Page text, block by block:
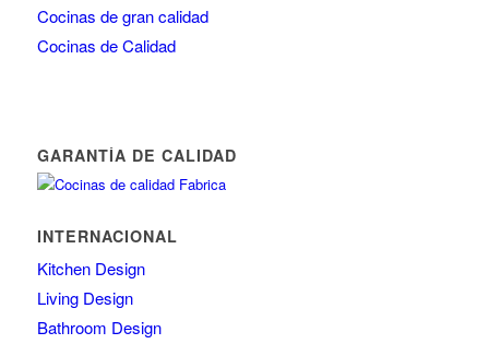
Cocinas de gran calidad
Cocinas de Calidad
GARANTÍA DE CALIDAD
INTERNACIONAL
Kitchen Design
Living Design
Bathroom Design